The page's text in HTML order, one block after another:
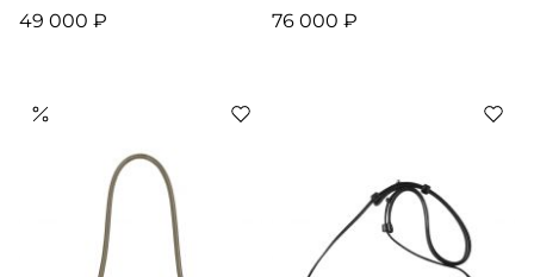
49 000 ₽ 76 000 ₽